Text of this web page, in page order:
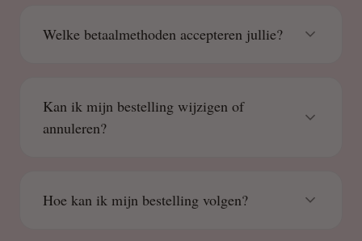
Welke betaalmethoden accepteren jullie?
Kan ik mijn bestelling wijzigen of
annuleren?
Hoe kan ik mijn bestelling volgen?